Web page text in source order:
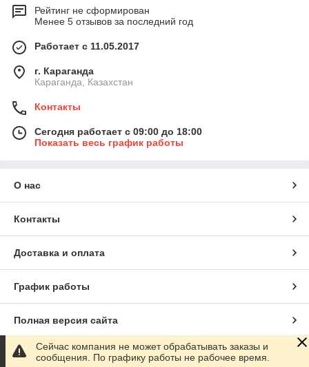
Рейтинг не сформирован
Менее 5 отзывов за последний год
Работает с 11.05.2017
г. Караганда
Караганда, Казахстан
Контакты
Сегодня работает с 09:00 до 18:00
Показать весь график работы
О нас
Контакты
Доставка и оплата
График работы
Полная версия сайта
Сайт создан на маркетплейсеSatu.kz
Сейчас компания не может обрабатывать заказы и
сообщения. По графику работы не рабочее время.